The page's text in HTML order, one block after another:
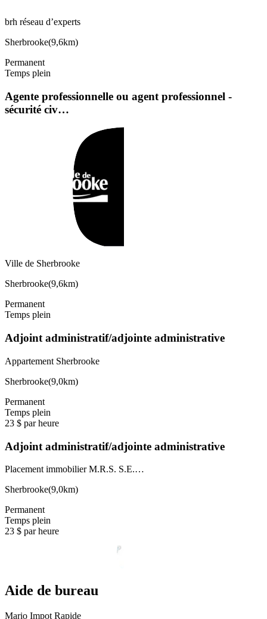
brh réseau d’experts
Sherbrooke(9,6km)
Permanent
Temps plein
Agente professionnelle ou agent professionnel -
sécurité civ…
Ville de Sherbrooke
Sherbrooke(9,6km)
Permanent
Temps plein
Adjoint administratif/adjointe administrative
Appartement Sherbrooke
Sherbrooke(9,0km)
Permanent
Temps plein
23 $ par heure
Adjoint administratif/adjointe administrative
Placement immobilier M.R.S. S.E.…
Sherbrooke(9,0km)
Permanent
Temps plein
23 $ par heure
Aide de bureau
Mario Impot Rapide